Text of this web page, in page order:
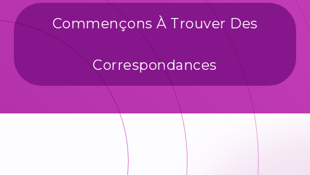
Commençons À Trouver Des
Correspondances